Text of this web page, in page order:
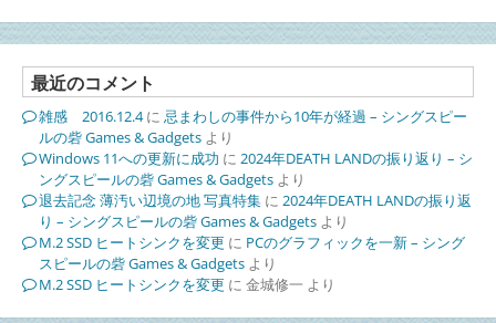
最近のコメント
雑感 2016.12.4に 忌まわしの事件から10年が経過 – シングスピー
ルの砦 Games & Gadgetsより
Windows 11への更新に成功 に 2024年DEATH LANDの振り返り – シ
ングスピールの砦 Games & Gadgetsより
退去記念 薄汚い辺境の地 写真特集に 2024年DEATH LANDの振り返
り – シングスピールの砦 Games & Gadgetsより
M.2 SSD ヒートシンクを変更 に PCのグラフィックを一新 – シング
スピールの砦 Games & Gadgetsより
M.2 SSD ヒートシンクを変更 に 金城修一 より